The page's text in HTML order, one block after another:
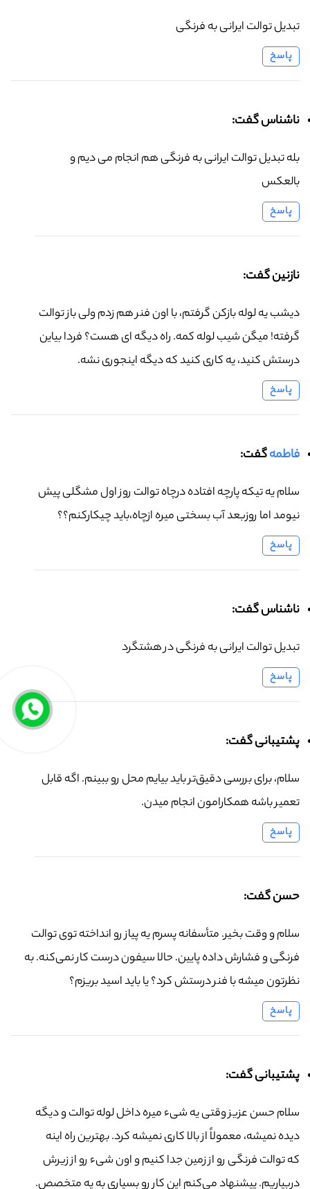
تبدیل توالت ایرانی به فرنگی
پاسخ
ناشناس گفت:
بله تبدیل توالت ایرانی به فرنگی هم انجام می دیم و
بالعکس
پاسخ
نازنین گفت:
دیشب یه لوله بازکن گرفتم، با اون فنر هم زدم ولی باز توالت
گرفته! میگن شیب لوله کمه. راه دیگه ای هست؟ فردا بیاین
درستش کنید، یه کاری کنید که دیگه اینجوری نشه.
پاسخ
فاطمهگفت:
سلام یه تیکه پارچه افتاده درچاه توالت روز اول مشگلی پیش
نیومد اما روزبعد آب بسختی میره ازچاه،باید چیکارکنم؟؟
پاسخ
ناشناس گفت:
تبدیل توالت ایرانی به فرنگی در هشتگرد
پاسخ
پشتیبانی گفت:
سلام، برای بررسی دقیق‌تر باید بیایم محل رو ببینم. اگه قابل
تعمیر باشه همکارامون انجام میدن.
پاسخ
حسن گفت:
سلام و وقت بخیر. متأسفانه پسرم یه پیاز رو انداخته توی توالت
فرنگی و فشارش داده پایین. حالا سیفون درست کار نمی‌کنه. به
نظرتون میشه با فنر درستش کرد؟ یا باید اسید بریزم؟
پاسخ
پشتیبانی گفت:
سلام حسن عزیز وقتی یه شیء میره داخل لوله توالت و دیگه
دیده نمیشه، معمولاً از بالا کاری نمیشه کرد. بهترین راه اینه
که توالت فرنگی رو از زمین جدا کنیم و اون شیء رو از زیرش
دربیاریم. پیشنهاد می‌کنم این کار رو بسپاری به یه متخصص.